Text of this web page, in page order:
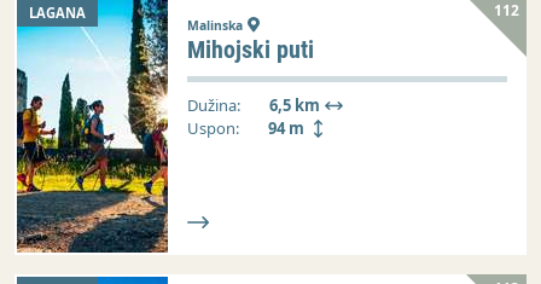
LAGANA 112
Malinska
Mihojski puti
Dužina:
6,5 km
Uspon:
94 m